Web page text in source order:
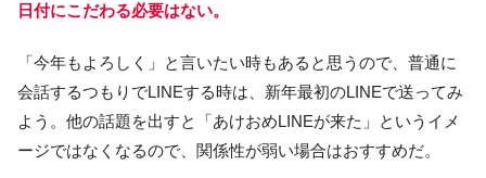
日付にこだわる必要はない。
「今年もよろしく」と言いたい時もあると思うので、普通に
会話するつもりでLINEする時は、新年最初のLINEで送ってみ
よう。他の話題を出すと「あけおめLINEが来た」というイメ
ージではなくなるので、関係性が弱い場合はおすすめだ。